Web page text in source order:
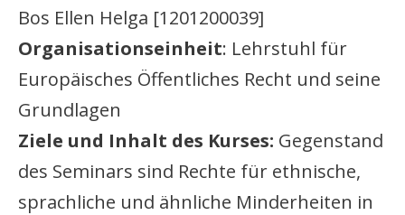
Bos Ellen Helga [1201200039]
Organisationseinheit: Lehrstuhl für
Europäisches Öffentliches Recht und seine
Grundlagen
Ziele und Inhalt des Kurses: Gegenstand
des Seminars sind Rechte für ethnische,
sprachliche und ähnliche Minderheiten in